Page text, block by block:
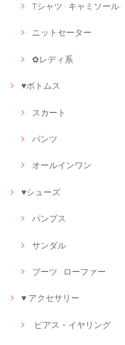
Tシャツ · キャミソール
ニットセーター
✿レディ系
♥ボトムス
スカート
パンツ
オールインワン
♥シューズ
パンプス
サンダル
ブーツ · ローファー
♥ アクセサリー
ピアス・イヤリング